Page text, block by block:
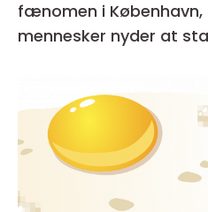
fænomen i København,
mennesker nyder at